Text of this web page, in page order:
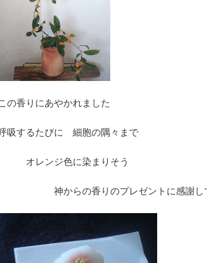
の香りにあやかれました
るたびに 細胞の隅々まで
ンジ色に染まりそう
らの香りのプレゼントに感謝し